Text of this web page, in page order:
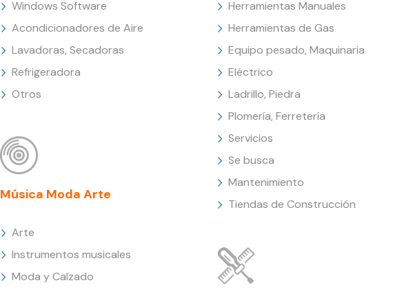
Windows Software
Acondicionadores de Aire
Lavadoras, Secadoras
Refrigeradora
Otros
Música Moda Arte
Arte
Instrumentos musicales
Moda y Calzado
Herramientas Manuales
Herramientas de Gas
Equipo pesado, Maquinaria
Eléctrico
Ladrillo, Piedra
Plomería, Ferretería
Servicios
Se busca
Mantenimiento
Tiendas de Construcción